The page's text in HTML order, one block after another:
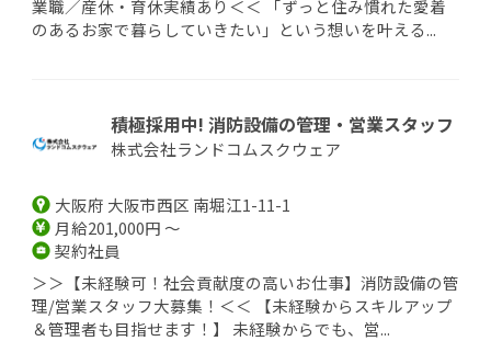
業職／産休・育休実績あり＜＜ 「ずっと住み慣れた愛着
のあるお家で暮らしていきたい」という想いを叶える...
積極採用中! 消防設備の管理・営業スタッフ
株式会社ランドコムスクウェア
大阪府 大阪市西区 南堀江1-11-1
月給201,000円 ～
契約社員
＞＞【未経験可！社会貢献度の高いお仕事】消防設備の管
理/営業スタッフ大募集！＜＜ 【未経験からスキルアップ
＆管理者も目指せます！】 未経験からでも、営...